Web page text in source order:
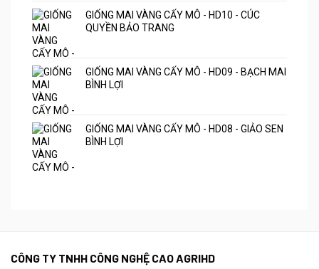
GIỐNG MAI VÀNG CẤY MÔ - HD10 - CÚC
QUYỀN BẢO TRANG
GIỐNG MAI VÀNG CẤY MÔ - HD09 - BẠCH MAI
BÌNH LỢI
GIỐNG MAI VÀNG CẤY MÔ - HD08 - GIẢO SEN
BÌNH LỢI
CÔNG TY TNHH CÔNG NGHỆ CAO AGRIHD